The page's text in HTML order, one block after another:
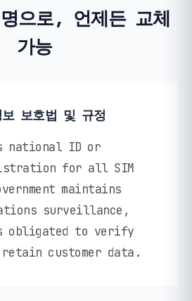
명으로, 언제든 교체
가능
보호법 및 규정
national ID or
for all SIM
maintains
surveillance,
obligated to verify
customer data.